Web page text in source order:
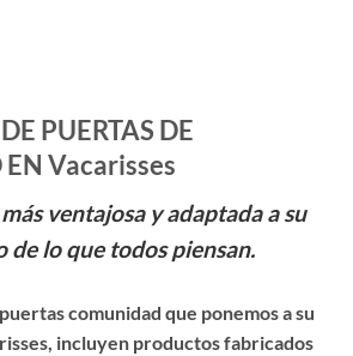
PUERTAS DE
Vacarisses
ventajosa y adaptada a su
de lo que todos piensan.
comunidad que ponemos a su
incluyen productos fabricados